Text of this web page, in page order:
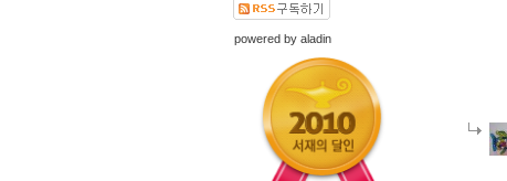
powered by aladin